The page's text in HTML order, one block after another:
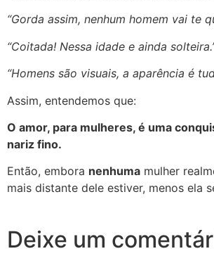
“Gorda assim, nenhum homem vai te
“Coitada! Nessa idade e ainda
“Homens são visuais, a aparência é
Assim, entendemos que:
O amor, para mulheres, é uma
nariz fino.
Então, embora nenhuma mulher
mais distante dele estiver, menos ela
Deixe um